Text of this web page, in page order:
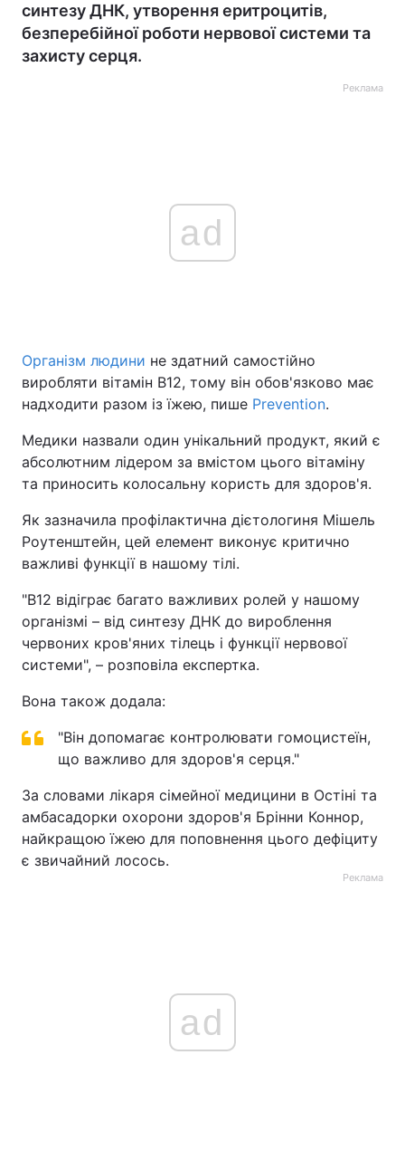
синтезу ДНК, утворення еритроцитів,
безперебійної роботи нервової системи та
захисту серця.
Реклама
ad
Організм людини не здатний самостійно
виробляти вітамін B12, тому він обов'язково має
надходити разом із їжею, пише Prevention.
Медики назвали один унікальний продукт, який є
абсолютним лідером за вмістом цього вітаміну
та приносить колосальну користь для здоров'я.
Як зазначила профілактична дієтологиня Мішель
Роутенштейн, цей елемент виконує критично
важливі функції в нашому тілі.
"B12 відіграє багато важливих ролей у нашому
організмі – від синтезу ДНК до вироблення
червоних кров'яних тілець і функції нервової
системи", – розповіла експертка.
Вона також додала:
"Він допомагає контролювати гомоцистеїн,
що важливо для здоров'я серця."
За словами лікаря сімейної медицини в Остіні та
амбасадорки охорони здоров'я Брінни Коннор,
найкращою їжею для поповнення цього дефіциту
є звичайний лосось.
Реклама
ad